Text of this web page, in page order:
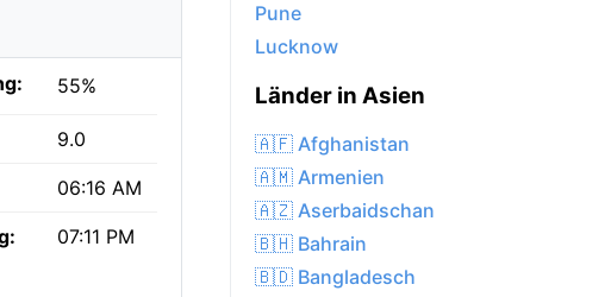
55%
9.0
06:16 AM
07:11 PM
Pune
Lucknow
Länder in Asien
🇦🇫 Afghanistan
🇦🇲 Armenien
🇦🇿 Aserbaidschan
🇧🇭 Bahrain
🇧🇩 Bangladesch